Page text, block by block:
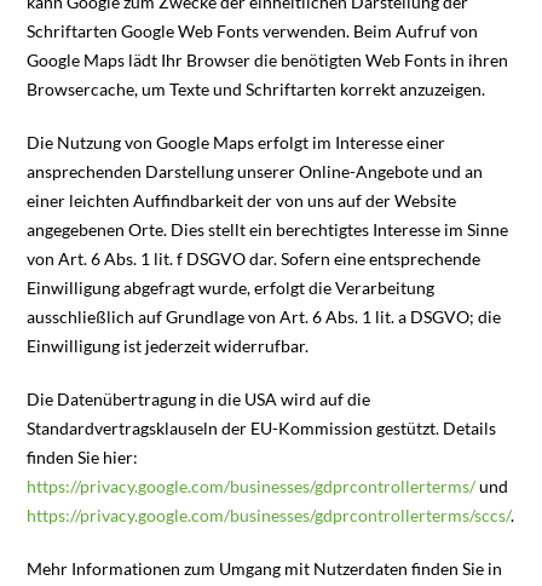
Schriftarten Google Web Fonts verwenden. Beim Aufruf von
Google Maps lädt Ihr Browser die benötigten Web Fonts in ihren
Browsercache, um Texte und Schriftarten korrekt anzuzeigen.
Die Nutzung von Google Maps erfolgt im Interesse einer
ansprechenden Darstellung unserer Online-Angebote und an
einer leichten Auffindbarkeit der von uns auf der Website
angegebenen Orte. Dies stellt ein berechtigtes Interesse im Sinne
von Art. 6 Abs. 1 lit. f DSGVO dar. Sofern eine entsprechende
Einwilligung abgefragt wurde, erfolgt die Verarbeitung
ausschließlich auf Grundlage von Art. 6 Abs. 1 lit. a DSGVO; die
Einwilligung ist jederzeit widerrufbar.
Die Datenübertragung in die USA wird auf die
Standardvertragsklauseln der EU-Kommission gestützt. Details
finden Sie hier:
https://privacy.google.com/businesses/gdprcontrollerterms/und
https://privacy.google.com/businesses/gdprcontrollerterms/sccs/.
Mehr Informationen zum Umgang mit Nutzerdaten finden Sie in